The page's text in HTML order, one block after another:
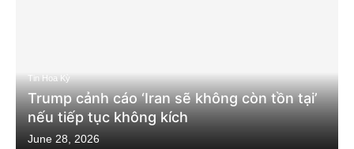
Tin Hoa Kỳ
Trump cảnh cáo ‘Iran sẽ không còn tồn tại’
nếu tiếp tục không kích
June 28, 2026